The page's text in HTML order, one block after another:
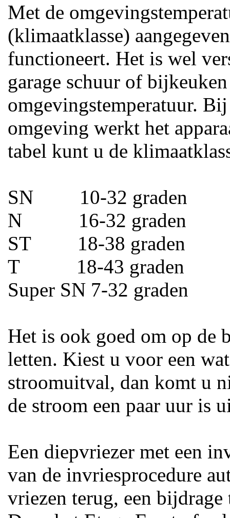
Met de
(klimaatklasse)
functioneert. Het is wel
garage schuur of
omgevingstemperatuur.
omgeving werkt het
tabel kunt u de
SN 10-32 graden
N 16-32 graden
ST 18-38 graden
T 18-43 graden
Super SN 7-32 graden
Het is ook goed om op de
letten. Kiest u voor een
stroomuitval, dan komt u
de stroom een paar uur is
Een diepvriezer met een
van de invriesprocedure
vriezen terug, een